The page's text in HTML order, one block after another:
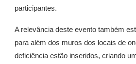
participantes.
A relevância deste evento também
para além dos muros dos locais de
deficiência estão inseridos, criando